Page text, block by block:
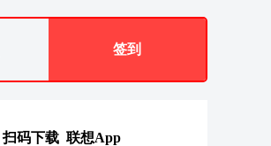
签到
扫码下载 联想App